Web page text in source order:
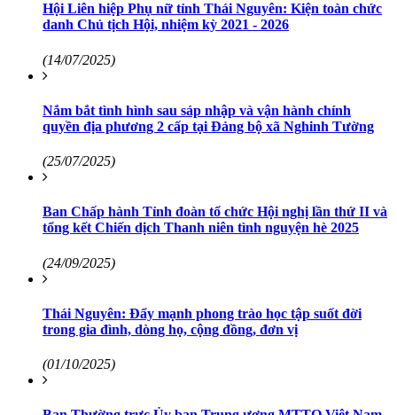
Hội Liên hiệp Phụ nữ tỉnh Thái Nguyên: Kiện toàn chức
danh Chủ tịch Hội, nhiệm kỳ 2021 - 2026
(14/07/2025)
Nắm bắt tình hình sau sáp nhập và vận hành chính
quyền địa phương 2 cấp tại Đảng bộ xã Nghinh Tường
(25/07/2025)
Ban Chấp hành Tỉnh đoàn tổ chức Hội nghị lần thứ II và
tổng kết Chiến dịch Thanh niên tình nguyện hè 2025
(24/09/2025)
Thái Nguyên: Đẩy mạnh phong trào học tập suốt đời
trong gia đình, dòng họ, cộng đồng, đơn vị
(01/10/2025)